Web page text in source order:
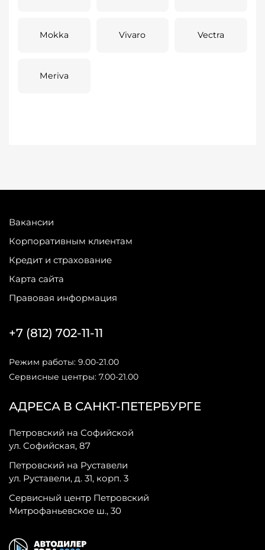
Mokka Vivaro Vectra
Meriva
Вакансии
Корпоративным клиентам
Кредит и страхование
Карта сайта
Правовая информация
АДРЕСА В САНКТ-ПЕТЕРБУРГЕ
Петровский на Софийской
ул. Софийская, 87
Петровский на Руставели
ул. Руставели, д. 31, корп. 3
Сервисный центр Петровский
Митрофаньевское ш., 30
+7 (812) 702-11-11
Режим работы: 9.00-21.00
Сервисные центры: 7.00-21.00